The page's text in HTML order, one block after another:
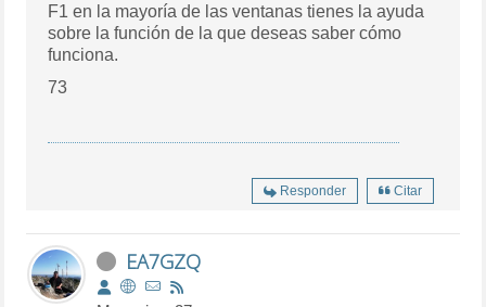
F1 en la mayoría de las ventanas tienes la ayuda
sobre la función de la que deseas saber cómo
funciona.
73
Responder Citar
EA7GZQ